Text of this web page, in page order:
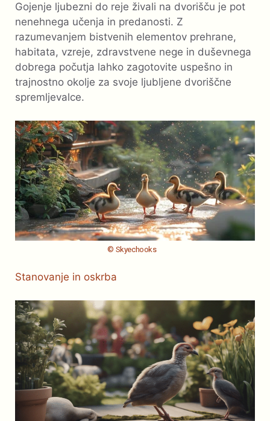
Gojenje ljubezni do reje živali na dvorišču je pot
nenehnega učenja in predanosti. Z
razumevanjem bistvenih elementov prehrane,
habitata, vzreje, zdravstvene nege in duševnega
dobrega počutja lahko zagotovite uspešno in
trajnostno okolje za svoje ljubljene dvoriščne
spremljevalce.
© Skyechooks
Stanovanje in oskrba